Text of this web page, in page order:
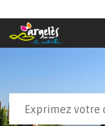
Formulaire de